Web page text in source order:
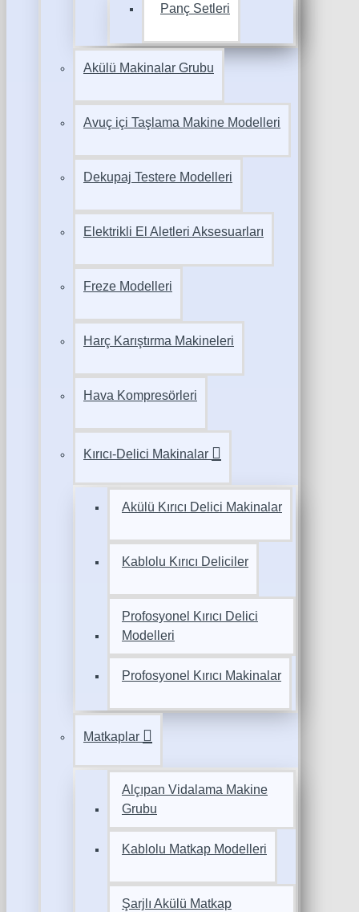
Panç Setleri
Akülü Makinalar Grubu
Avuç içi Taşlama Makine Modelleri
Dekupaj Testere Modelleri
Elektrikli El Aletleri Aksesuarları
Freze Modelleri
Harç Karıştırma Makineleri
Hava Kompresörleri
Kırıcı-Delici Makinalar
Akülü Kırıcı Delici Makinalar
Kablolu Kırıcı Deliciler
Profosyonel Kırıcı Delici
Modelleri
Profosyonel Kırıcı Makinalar
Matkaplar
Alçıpan Vidalama Makine
Grubu
Kablolu Matkap Modelleri
Şarjlı Akülü Matkap